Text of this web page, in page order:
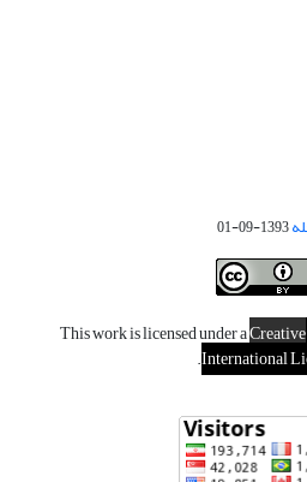
1393-09-01
This work is licensed under aCreative
International
.